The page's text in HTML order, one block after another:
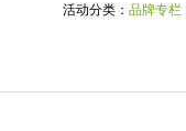
活动分类： 品牌专栏